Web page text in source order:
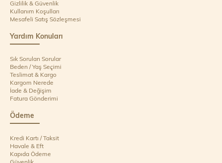
Gizlilik & Güvenlik
Kullanım Koşulları
Mesafeli Satış Sözleşmesi
Yardım Konuları
Sık Sorulan Sorular
Beden / Yaş Seçimi
Teslimat & Kargo
Kargom Nerede
İade & Değişim
Fatura Gönderimi
Ödeme
Kredi Kartı / Taksit
Havale & Eft
Kapıda Ödeme